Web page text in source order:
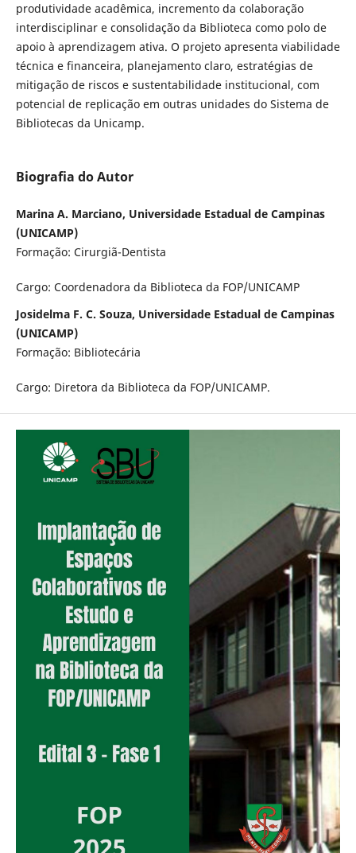
produtividade acadêmica, incremento da colaboração
interdisciplinar e consolidação da Biblioteca como polo de
apoio à aprendizagem ativa. O projeto apresenta viabilidade
técnica e financeira, planejamento claro, estratégias de
mitigação de riscos e sustentabilidade institucional, com
potencial de replicação em outras unidades do Sistema de
Bibliotecas da Unicamp.
Biografia do Autor
Marina A. Marciano, Universidade Estadual de Campinas
(UNICAMP)
Formação: Cirurgiã-Dentista
Cargo: Coordenadora da Biblioteca da FOP/UNICAMP
Josidelma F. C. Souza, Universidade Estadual de Campinas
(UNICAMP)
Formação: Bibliotecária
Cargo: Diretora da Biblioteca da FOP/UNICAMP.